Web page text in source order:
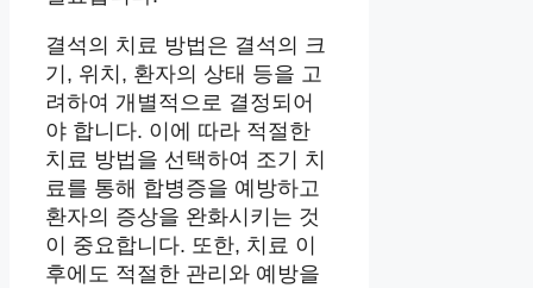
결석의 치료 방법은 결석의 크
기, 위치, 환자의 상태 등을 고
려하여 개별적으로 결정되어
야 합니다. 이에 따라 적절한
치료 방법을 선택하여 조기 치
료를 통해 합병증을 예방하고
환자의 증상을 완화시키는 것
이 중요합니다. 또한, 치료 이
후에도 적절한 관리와 예방을